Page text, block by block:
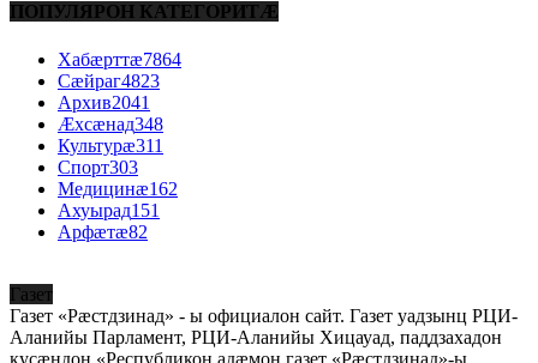
ПОПУЛЯРОН КАТЕГОРИТÆ
Хабæрттæ7864
Сæйраг4823
Архив2041
Æхсæнад348
Культурæ311
Спорт303
Медицинæ162
Ахуырад151
Арфæтæ82
Газет
Газет «Рæстдзинад» - ы официалон сайт. Газет уадзынц РЦИ-
Аланийы Парламент, РЦИ-Аланийы Хицауад, паддзахадон
кусæндон «Республикон адæмон газет «Рæстдзинад»-ы